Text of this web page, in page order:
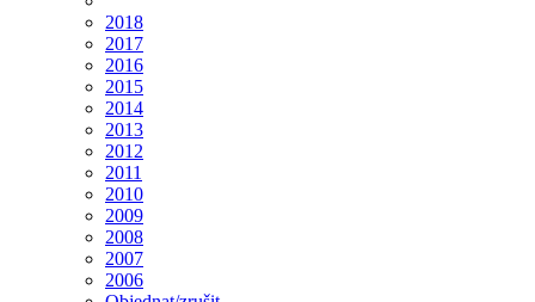
2018
2017
2016
2015
2014
2013
2012
2011
2010
2009
2008
2007
2006